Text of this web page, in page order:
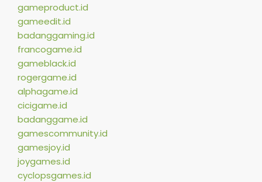
gameproduct.id
gameedit.id
badanggaming.id
francogame.id
gameblack.id
rogergame.id
alphagame.id
cicigame.id
badanggame.id
gamescommunity.id
gamesjoy.id
joygames.id
cyclopsgames.id